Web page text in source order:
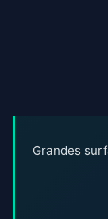
Grandes